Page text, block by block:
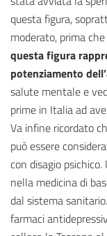
questa figura,
moderato, prima
questa figura
potenziamento
salute mentale e
prime in Italia ad
Va infine ricordato
può essere
con disagio
nella medicina di
dal sistema
farmaci